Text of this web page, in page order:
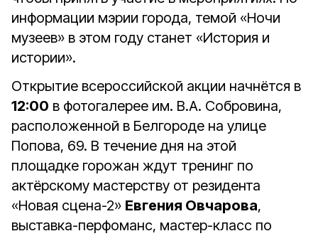
информации мэрии города, темой «Ночи
музеев» в этом году станет «История и
истории».
Открытие всероссийской акции начнётся в
12:00 в фотогалерее им. В.А. Собровина,
расположенной в Белгороде на улице
Попова, 69. В течение дня на этой
площадке горожан ждут тренинг по
актёрскому мастерству от резидента
«Новая сцена-2» Евгения Овчарова,
выставка-перфоманс, мастер-класс по